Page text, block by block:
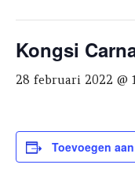
Kongsi
28 februari 2022 @
Toevoegen